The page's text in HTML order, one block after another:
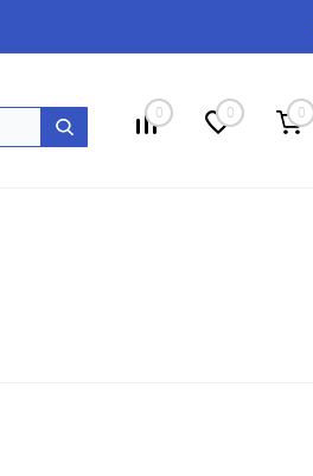
0 0 0